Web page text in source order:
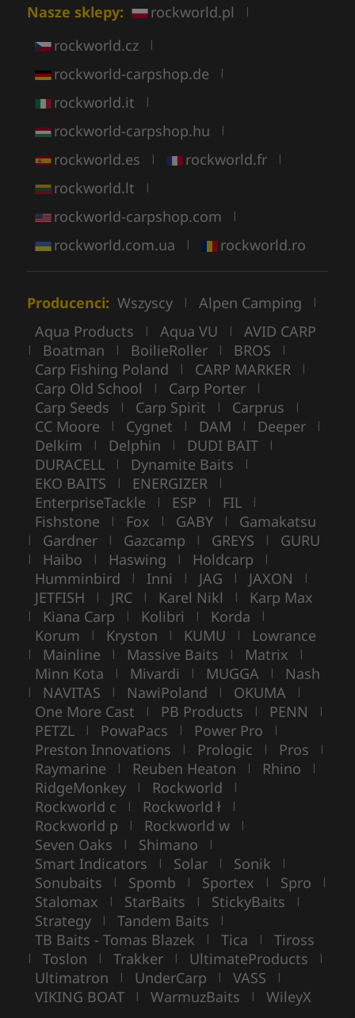
Nasze sklepy: rockworld.pl |
rockworld.cz |
rockworld-carpshop.de |
rockworld.it |
rockworld-carpshop.hu |
rockworld.es | rockworld.fr |
rockworld.lt |
rockworld-carpshop.com |
rockworld.com.ua | rockworld.ro
Producenci: Wszyscy | Alpen Camping |
Aqua Products | Aqua VU | AVID CARP
| Boatman | BoilieRoller | BROS |
Carp Fishing Poland | CARP MARKER |
Carp Old School | Carp Porter |
Carp Seeds | Carp Spirit | Carprus |
CC Moore | Cygnet | DAM | Deeper |
Delkim | Delphin | DUDI BAIT |
DURACELL | Dynamite Baits |
EKO BAITS | ENERGIZER |
EnterpriseTackle | ESP | FIL |
Fishstone | Fox | GABY | Gamakatsu
| Gardner | Gazcamp | GREYS | GURU
| Haibo | Haswing | Holdcarp |
Humminbird | Inni | JAG | JAXON |
JETFISH | JRC | Karel Nikl | Karp Max
| Kiana Carp | Kolibri | Korda |
Korum | Kryston | KUMU | Lowrance
| Mainline | Massive Baits | Matrix |
Minn Kota | Mivardi | MUGGA | Nash
| NAVITAS | NawiPoland | OKUMA |
One More Cast | PB Products | PENN |
PETZL | PowaPacs | Power Pro |
Preston Innovations | Prologic | Pros |
Raymarine | Reuben Heaton | Rhino |
RidgeMonkey | Rockworld |
Rockworld c | Rockworld ł |
Rockworld p | Rockworld w |
Seven Oaks | Shimano |
Smart Indicators | Solar | Sonik |
Sonubaits | Spomb | Sportex | Spro |
Stalomax | StarBaits | StickyBaits |
Strategy | Tandem Baits |
TB Baits - Tomas Blazek | Tica | Tiross
| Toslon | Trakker | UltimateProducts |
Ultimatron | UnderCarp | VASS |
VIKING BOAT | WarmuzBaits | WileyX